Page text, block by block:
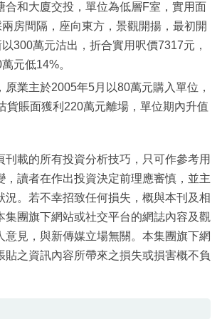
合和大廈交投，單位為低層F室，實用面
房間隔，座向東方，景觀開揚，最初開
300萬元沽出，折合實用呎價7317元，
元低14%。
原業主於2005年5月以80萬元購入單位，
貨賬面獲利220萬元離場，單位期內升值
刊載的所有投資分析技巧，只可作參考用
，讀者在作出投資決定前理應審慎，並主
況。若不幸招致任何損失，概與本刊及相
集團旗下網站或社交平台的網誌內容及觀
意見，與新傳媒立場無關。本集團旗下網
貼之資訊內容所帶來之損失或損害概不負